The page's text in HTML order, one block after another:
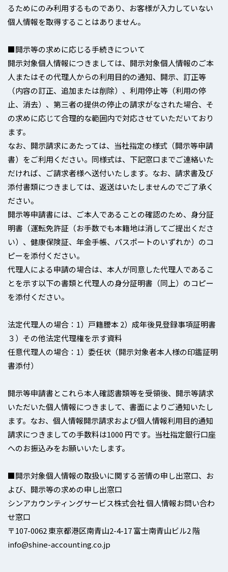
るためにのみ利用するものであり、お客様が入力していない
個人情報を取得することはありません。
■開示等の求めに応じる手続きについて
開示対象個人情報につきましては、開示対象個人情報のご本
人またはその代理人からの利用目的の通知、開示、訂正等
（内容の訂正、追加または削除）、利用停止等（利用の停
止、消去）、第三者の提供の停止の請求がなされた場合、そ
の求めに応じて合理的な範囲内で対応させていただいており
ます。
なお、開示請求にあたっては、当社指定の様式（開示等申請
書）をご利用ください。同様式は、下記窓口までご連絡いた
だければ、ご請求者様へ送付いたします。なお、請求書及び
添付書類につきましては、返送はいたしませんのでご了承く
ださい。
開示等申請書には、ご本人であることの確認のため、身分証
明書（運転免許証（お手数でも本籍地は消してご提出くださ
い）、健康保険証、年金手帳、パスポートのいずれか）のコ
ピーを添付ください。
代理人による申請の場合は、本人が同意した代理人であるこ
とを示す以下の書類と代理人の身分証明書（同上）のコピー
を添付ください。
法定代理人の場合：1）戸籍謄本 2）成年後見登録事項証明書
３）その他法定代理権を示す資料
任意代理人の場合：1）委任状（開示対象者本人様の印鑑証明
書添付）
開示等申請書とこれら本人確認書類等を受領後、開示等請求
いただいた個人情報につきまして、書面によりご通知いたし
ます。なお、個人情報開示請求および個人情報利用目的通知
請求につきましての手数料は1000 円です。当社指定銀行口座
へのお振込みをお願いいたします。
■開示対象個人情報の取扱いに関する苦情の申し出窓口、お
よび、開示等の求めの申し出窓口
シンアカウンティングサービス株式会社 個人情報お問い合わ
せ窓口
〒107-0062 東京都港区南青山2-4-17 富士南青山ビル2 階
info@shine-accounting.co.jp